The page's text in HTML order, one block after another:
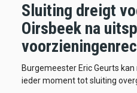
Sluiting dreigt
Oirsbeek na
Burgemeester Eric Geurts
ieder moment tot sluiting